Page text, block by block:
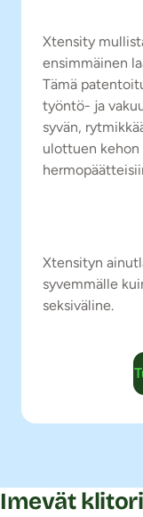
Xtensity
ensimmäinen
Tämä
työntö- ja
syvän,
ulottuen kehon
Xtensityn
syvemmälle
seksiväline.
Imevät